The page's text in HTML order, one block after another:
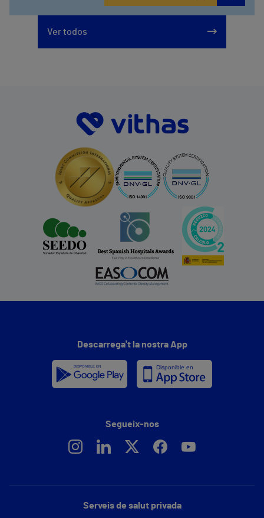
Ver todos
Serveis de salut privada
Descarrega't la nostra App
Segueix-nos